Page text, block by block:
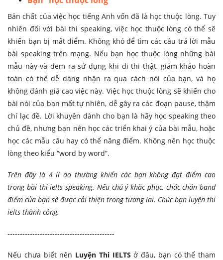
Bản chất của việc học tiếng Anh vốn đã là học thuộc lòng. Tuy
nhiên đối với bài thi speaking, việc học thuộc lòng có thể sẽ
khiến bạn bị mất điểm. Không khó để tìm các câu trả lời mẫu
bài speaking trên mạng. Nếu bạn học thuộc lòng những bài
mẫu này và đem ra sử dụng khi đi thi thật, giám khảo hoàn
toàn có thể dễ dàng nhận ra qua cách nói của bạn, và họ
không đánh giá cao việc này. Việc học thuộc lòng sẽ khiến cho
bài nói của bạn mất tự nhiên, dễ gây ra các đoạn pause, thậm
chí lạc đề. Lời khuyên dành cho bạn là hãy học speaking theo
chủ đề, nhưng bạn nên học các triển khai ý của bài mẫu, hoặc
học các mẫu câu hay có thể nâng điểm. Không nên học thuộc
lòng theo kiểu “word by word”.
Trên đây là 4 lí do thường khiến các bạn không đạt điểm cao
trong bài thi ielts speaking. Nếu chú ý khắc phục, chắc chắn band
điểm của bạn sẽ được cải thiện trong tương lai. Chúc bạn luyện thi
ielts thành công.
-------------------------------------------
Nếu chưa biết nên Luyện Thi IELTS ở đâu, bạn có thể tham